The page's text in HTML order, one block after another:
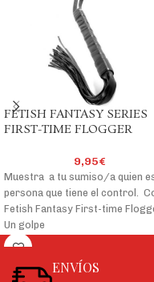
FETISH FANTASY SERIES
FIRST-TIME FLOGGER
9,95€
Muestra a tu sumiso/a quien
persona que tiene el control.
Fetish Fantasy First-time
Un golpe
ENVÍOS